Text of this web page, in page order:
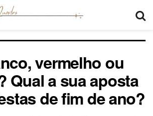
vermelho ou
Qual a sua aposta
de fim de ano?